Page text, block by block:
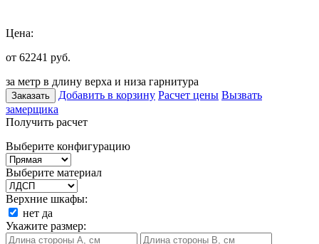
Цена:
от 62241 руб.
за метр в длину верха и низа гарнитура
Заказать Добавить в корзину Расчет цены Вызвать
замерщика
Получить расчет
Выберите конфигурацию
Выберите материал
Верхние шкафы:
нет да
Укажите размер: